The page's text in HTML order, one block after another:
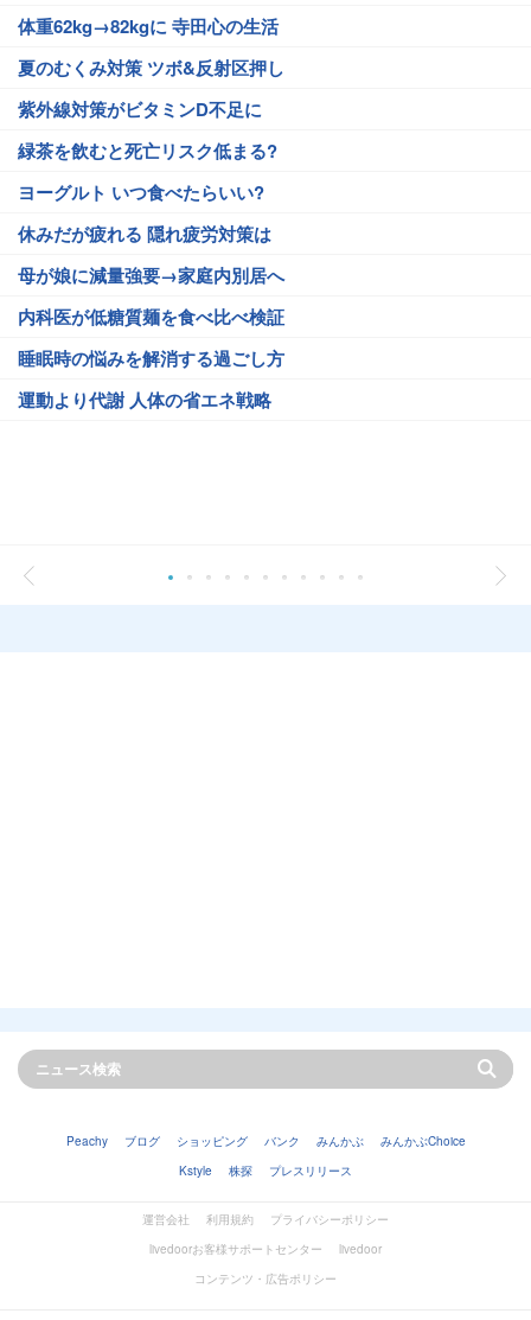
体重62kg→82kgに 寺田心の生活
夏のむくみ対策 ツボ&反射区押し
紫外線対策がビタミンD不足に
緑茶を飲むと死亡リスク低まる?
ヨーグルト いつ食べたらいい?
休みだが疲れる 隠れ疲労対策は
母が娘に減量強要→家庭内別居へ
内科医が低糖質麺を食べ比べ検証
睡眠時の悩みを解消する過ごし方
運動より代謝 人体の省エネ戦略
Peachy ブログ ショッピング バンク みんかぶ
みんかぶChoice
Kstyle
株探 プレスリリース
運営会社 利用規約
プライバシーポリシー
livedoorお客様サポートセンター
livedoor
コンテンツ・広告ポリシー